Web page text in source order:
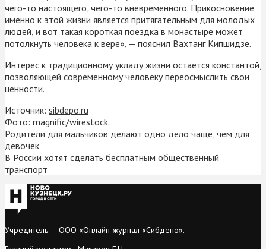
чего-то настоящего, чего-то вневременного. Прикосновение
именно к этой жизни является притягательным для молодых
людей, и вот такая короткая поездка в монастыре может
потолкнуть человека к вере», — пояснил Вахтанг Кипшидзе.
Интерес к традиционному укладу жизни остается константой,
позволяющей современному человеку переосмыслить свои
ценности.
Источник: sibdepo.ru
Фото: magnific/wirestock.
Родители для мальчиков делают одно дело чаще, чем для
девочек
В России хотят сделать бесплатным общественный
транспорт
Учредитель — ООО «Онлайн-журнал «Сибдепо».